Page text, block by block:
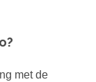
met de